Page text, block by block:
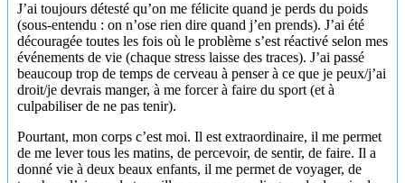
J’ai toujours détesté qu’on me félicite quand je perds du poids
(sous-entendu : on n’ose rien dire quand j’en prends). J’ai été
découragée toutes les fois où le problème s’est réactivé selon mes
événements de vie (chaque stress laisse des traces). J’ai passé
beaucoup trop de temps de cerveau à penser à ce que je peux/j’ai
droit/je devrais manger, à me forcer à faire du sport (et à
culpabiliser de ne pas tenir).
Pourtant, mon corps c’est moi. Il est extraordinaire, il me permet
de me lever tous les matins, de percevoir, de sentir, de faire. Il a
donné vie à deux beaux enfants, il me permet de voyager, de